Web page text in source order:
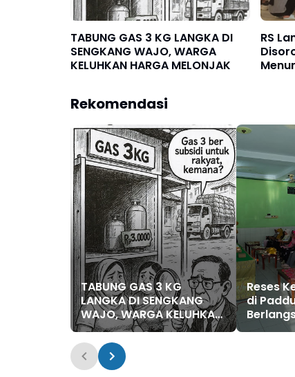
TABUNG GAS 3 KG LANGKA DI
SENGKANG WAJO, WARGA
KELUHKAN HARGA MELONJAK
RS
Rekomendasi
TABUNG GAS 3 KG
LANGKA DI SENGKANG
WAJO, WARGA KELUHKAN
HARGA MELONJAK
Reses
di
Warga